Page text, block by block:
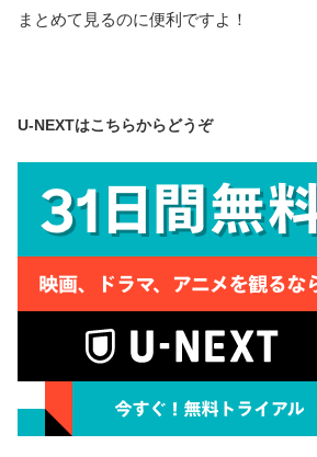
まとめて見るのに便利ですよ！
U-NEXTはこちらからどうぞ